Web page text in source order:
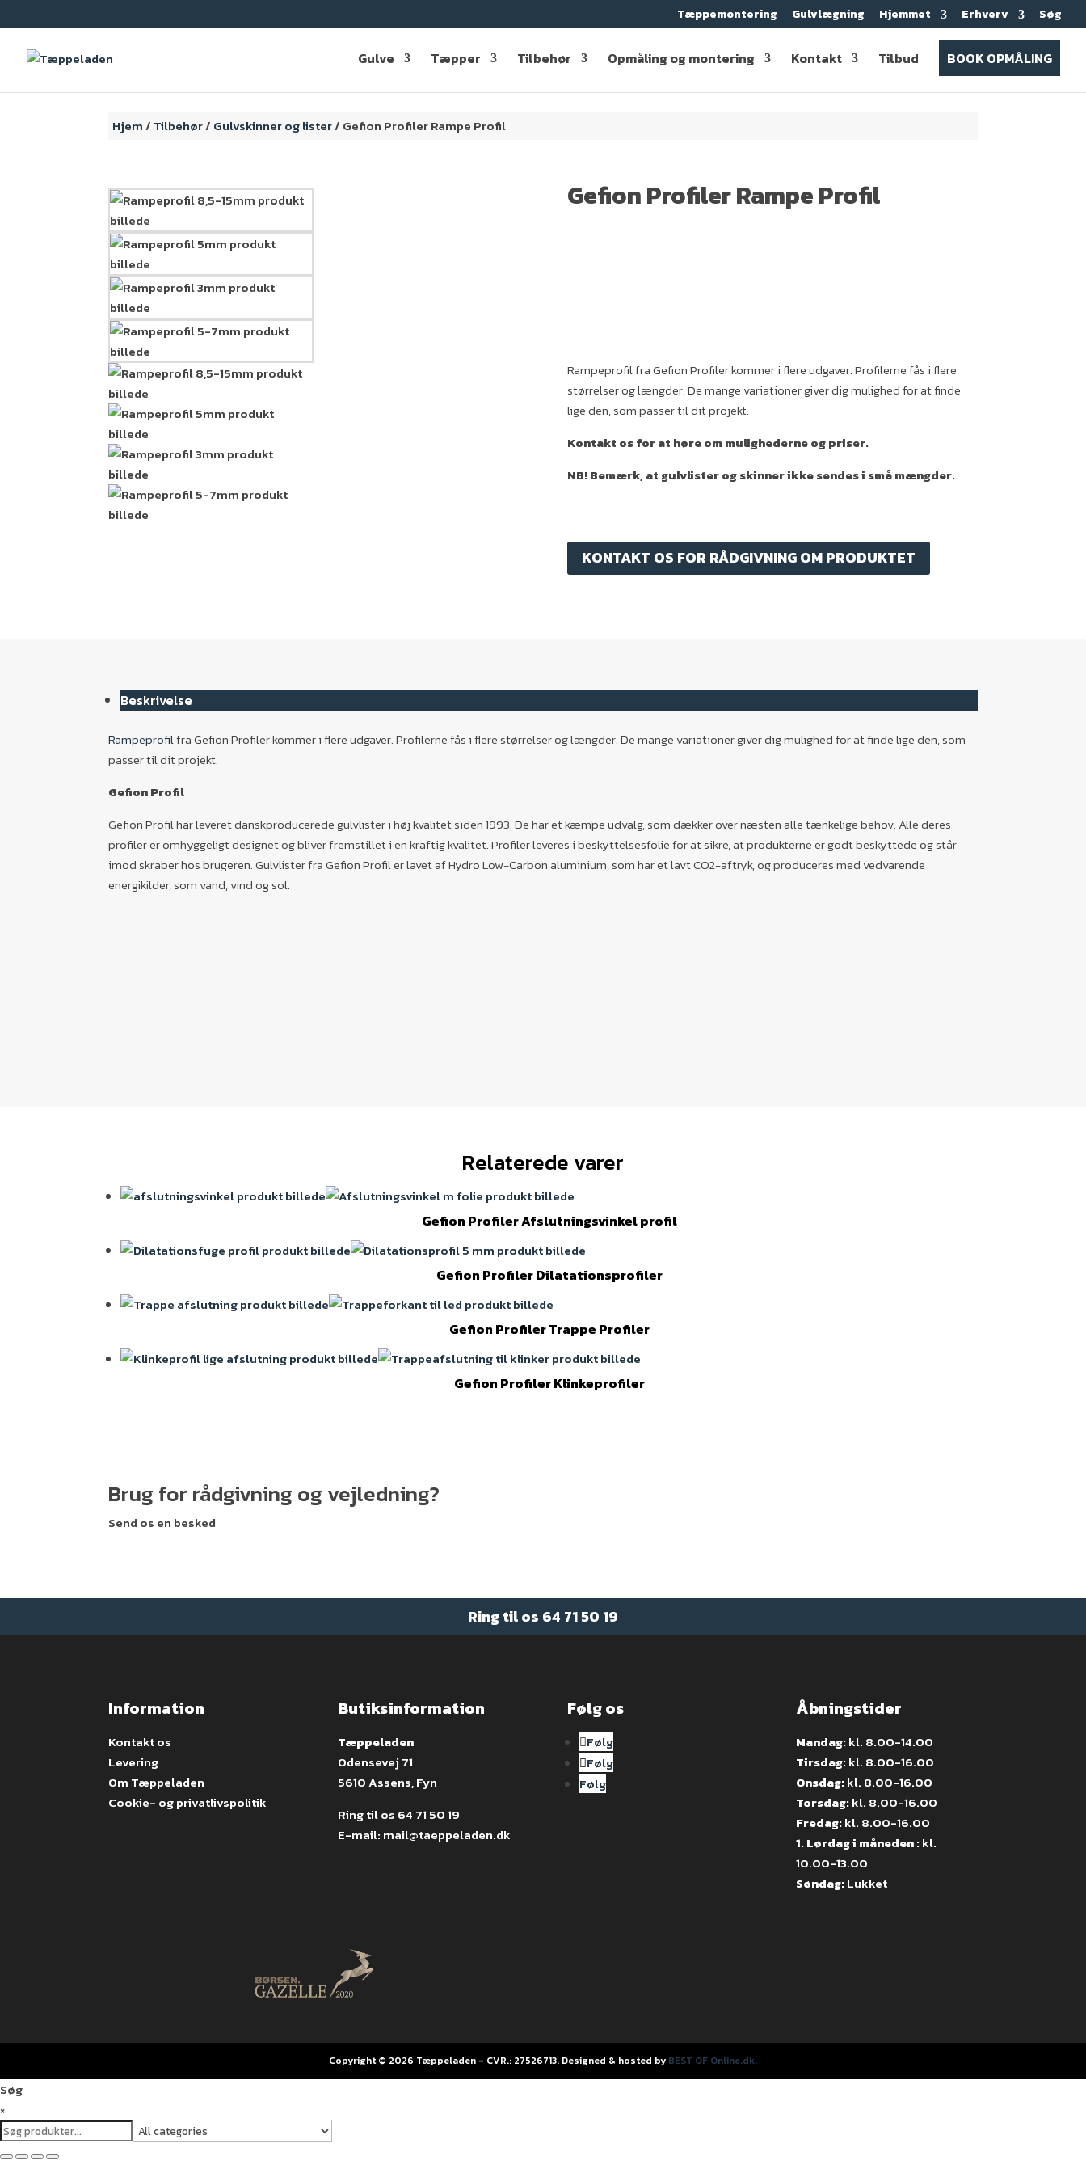
Tæppemontering Gulvlægning Hjemmet Erhverv Søg
Gulve Tæpper Tilbehør Opmåling og montering Kontakt Tilbud BOOK OPMÅLING
Hjem/ Tilbehør/ Gulvskinner og lister/ Gefion Profiler Rampe Profil
Gefion Profiler Rampe Profil
Rampeprofil fra Gefion Profiler kommer i flere udgaver. Profilerne fås i flere
størrelser og længder. De mange variationer giver dig mulighed for at finde
lige den, som passer til dit projekt.
Kontakt os for at høre om mulighederne og priser.
NB! Bemærk, at gulvlister og skinner ikke sendes i små mængder.
KONTAKT OS FOR RÅDGIVNING OM PRODUKTET
Beskrivelse
Rampeprofilfra Gefion Profiler kommer i flere udgaver. Profilerne fås i flere størrelser og længder. De mange variationer giver dig mulighed for at finde lige den, som
passer til dit projekt.
Gefion Profil
Gefion Profil har leveret danskproducerede gulvlister i høj kvalitet siden 1993. De har et kæmpe udvalg, som dækker over næsten alle tænkelige behov. Alle deres
profiler er omhyggeligt designet og bliver fremstillet i en kraftig kvalitet. Profiler leveres i beskyttelsesfolie for at sikre, at produkterne er godt beskyttede og står
imod skraber hos brugeren. Gulvlister fra Gefion Profil er lavet af Hydro Low-Carbon aluminium, som har et lavt CO2-aftryk, og produceres med vedvarende
energikilder, som vand, vind og sol.
Relaterede varer
Gefion Profiler Afslutningsvinkel profil
Gefion Profiler Dilatationsprofiler
Gefion Profiler Trappe Profiler
Gefion Profiler Klinkeprofiler
Brug for rådgivning og vejledning?
Send os en besked
Ring til os 64 71 50 19
Information
Kontakt os
Levering
Om Tæppeladen
Cookie- og privatlivspolitik
Butiksinformation
Tæppeladen
Odensevej 71
5610 Assens, Fyn
Ring til os 64 71 50 19
E-mail: mail@taeppeladen.dk
Følg os
Følg
Følg
Følg
Åbningstider
Mandag:kl. 8.00-14.00
Tirsdag:kl. 8.00-16.00
Onsdag:kl. 8.00-16.00
Torsdag:kl. 8.00-16.00
Fredag:kl. 8.00-16.00
1. Lørdag i måneden :kl.
10.00-13.00
Søndag:Lukket
Copyright © 2026 Tæppeladen - CVR.: 27526713. Designed & hosted by BEST OF Online.dk.
Søg
×